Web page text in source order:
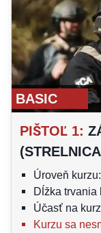
BASIC
PIŠTOĽ 1:
Úroveň
Dĺžka trvania
Účasť na
Kurzu sa